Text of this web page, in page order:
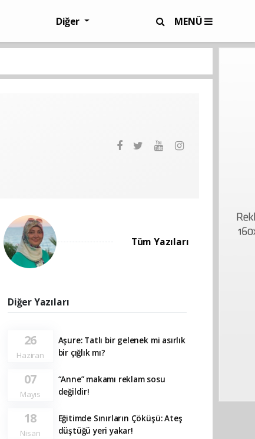
Diğer MENÜ
Tüm Yazıları
Diğer Yazıları
26
Haziran
Aşure: Tatlı bir gelenek mi asırlık
bir çığlık mı?
07
Mayıs
“Anne” makamı reklam sosu
değildir!
18
Nisan
Eğitimde Sınırların Çöküşü: Ateş
düştüğü yeri yakar!